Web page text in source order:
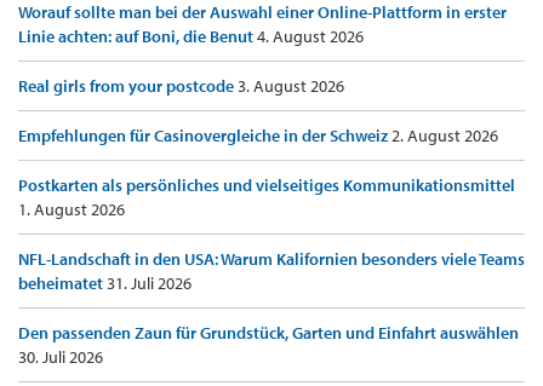
Worauf sollte man bei der Auswahl einer Online-Plattform in erster
Linie achten: auf Boni, die Benut4. August 2026
Real girls from your postcode3. August 2026
Empfehlungen für Casinovergleiche in der Schweiz2. August 2026
Postkarten als persönliches und vielseitiges Kommunikationsmittel
1. August 2026
NFL-Landschaft in den USA: Warum Kalifornien besonders viele Teams
beheimatet31. Juli 2026
Den passenden Zaun für Grundstück, Garten und Einfahrt auswählen
30. Juli 2026